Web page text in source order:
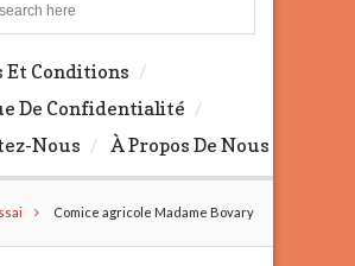
e
Et Conditions
De Confidentialité
Nous
À Propos De Nous
Comice agricole Madame Bovary